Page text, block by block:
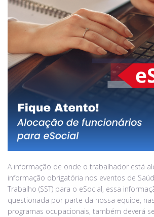
A informação de onde o trabalhador está
informação obrigatória nos eventos de
Trabalho (SST) para o eSocial, essa
questionada por parte da nossa equipe,
programas ocupacionais, também deverá